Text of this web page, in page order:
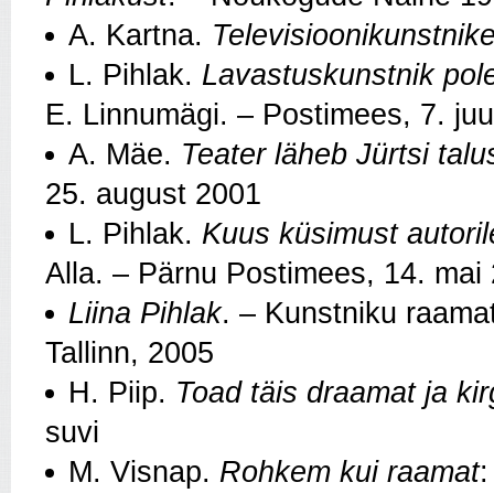
A. Kartna.
L. Pihlak. Lavastuskunstnik
E. Linnumägi. – Postimees, 7.
A. Mäe. Teater läheb Jürtsi
25. august 2001
L. Pihlak. Kuus küsimust
Alla. – Pärnu Postimees, 14. mai
Liina Pihlak. – Kunstniku
Tallinn, 2005
H. Piip. Toad täis draamat ja
suvi
M. Visnap. Rohkem kui raamat: